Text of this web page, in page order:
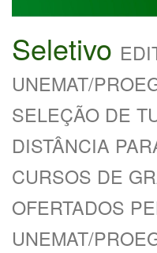
Seletivo
UNEMAT/
SELEÇÃO DE
DISTÂNCIA
CURSOS DE
OFERTADOS
UNEMAT/